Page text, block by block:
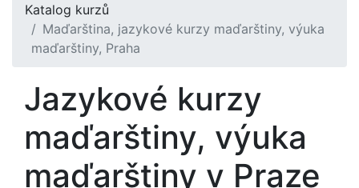
Katalog kurzů
Maďarština, jazykové kurzy maďarštiny, výuka
maďarštiny, Praha
Jazykové kurzy
maďarštiny, výuka
maďarštiny v Praze